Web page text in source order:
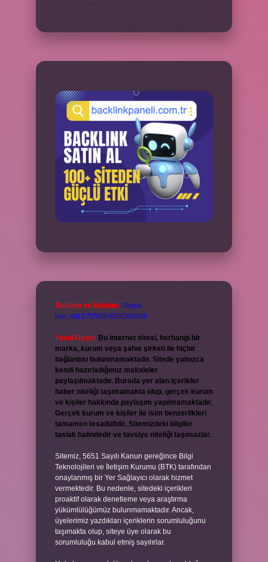
Reklam ve İletişim: Skype:
live:.cid.575569c608265c69
Yasal Uyarı: Bu internet sitesi, herhangi bir
marka, kurum veya şahıs şirketi ile hiçbir
bağlantısı bulunmamaktadır. Sitede yalnızca
kendi hazırladığımız makaleler
paylaşılmaktadır. Burada yer alan içerikler
haber niteliği taşımamakta olup, gerçek kurum
ve kişiler hakkında paylaşım yapılmamaktadır.
Gerçek kurum ve kişiler ile isim benzerlikleri
tamamen tesadüfidir. Sitemizdeki bilgiler
taslak halindedir ve tavsiye niteliği taşımazlar.
Sitemiz, 5651 Sayılı Kanun gereğince Bilgi
Teknolojileri ve İletişim Kurumu (BTK) tarafından
onaylanmış bir Yer Sağlayıcı olarak hizmet
vermektedir. Bu nedenle, sitedeki içerikleri
proaktif olarak denetleme veya araştırma
yükümlülüğümüz bulunmamaktadır. Ancak,
üyelerimiz yazdıkları içeriklerin sorumluluğunu
taşımakta olup, siteye üye olarak bu
sorumluluğu kabul etmiş sayılırlar.